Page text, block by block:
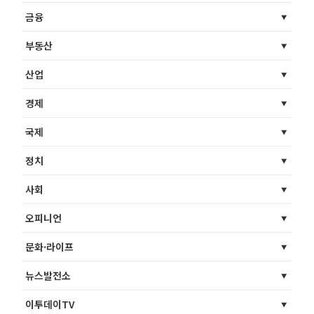
금융
부동산
산업
경제
국제
정치
사회
오피니언
문화·라이프
뉴스발전소
이투데이TV